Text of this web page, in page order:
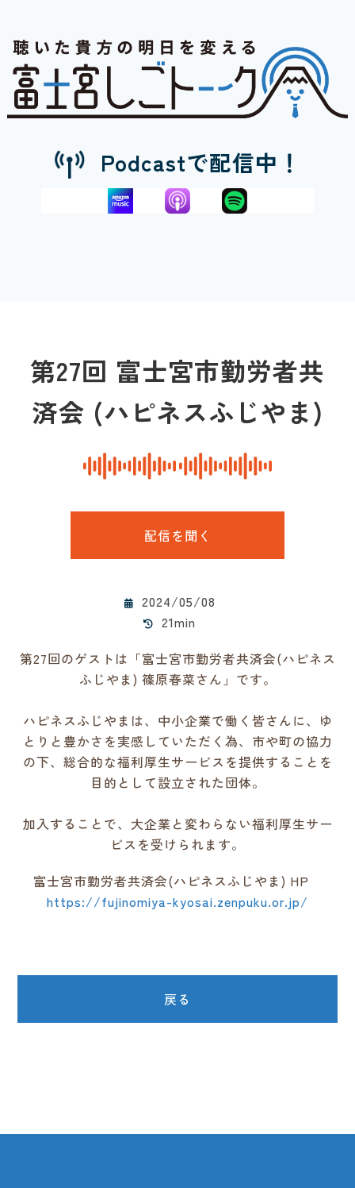
Podcastで配信中！
第27回 富士宮市勤労者共
済会 (ハピネスふじやま)
配信を聞く
2024/05/08
21min
第27回のゲストは「富士宮市勤労者共済会(ハピネス
ふじやま) 篠原春菜さん」です。
ハピネスふじやまは、中小企業で働く皆さんに、ゆ
とりと豊かさを実感していただく為、市や町の協力
の下、総合的な福利厚生サービスを提供することを
目的として設立された団体。
加入することで、大企業と変わらない福利厚生サー
ビスを受けられます。
富士宮市勤労者共済会(ハピネスふじやま) HP
https://fujinomiya-kyosai.zenpuku.or.jp/
戻る